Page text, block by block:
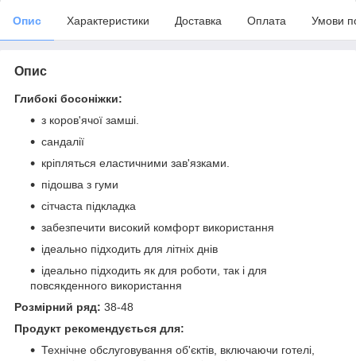
Опис Характеристики Доставка Оплата Умови
Опис
Глибокі босоніжки:
з коров'ячої замші.
сандалії
кріпляться еластичними зав'язками.
підошва з гуми
сітчаста підкладка
забезпечити високий комфорт використання
ідеально підходить для літніх днів
ідеально підходить як для роботи, так і для
повсякденного використання
Розмірний ряд: 38-48
Продукт рекомендується для:
Технічне обслуговування об'єктів, включаючи готелі,